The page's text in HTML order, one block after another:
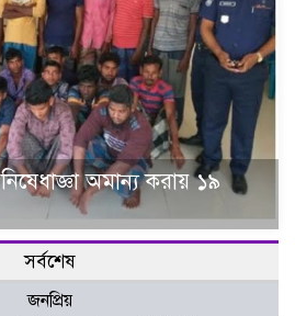
অমান্য করায় ১৯
সর্বশেষ
জনপ্রিয়